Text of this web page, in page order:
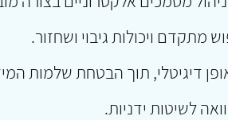
מתקדם ויכולות גיבוי ושחזור.
דיגיטלי, תוך הבטחת שלמות
לשיטות ידניות.